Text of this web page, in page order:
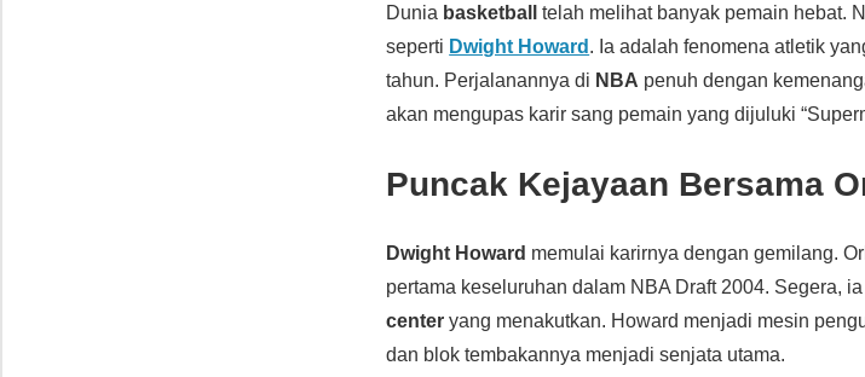
Dunia basketball
telah melihat banyak pemain hebat.
seperti Dwight Howard . Ia adalah fenomena atletik
tahun. Perjalanannya di NBA penuh dengan
akan mengupas karir sang pemain yang dijuluki
Puncak Kejayaan Bersama
Dwight Howard memulai karirnya dengan gemilang.
pertama keseluruhan dalam NBA Draft 2004. Segera,
center yang menakutkan. Howard menjadi mesin
dan blok tembakannya menjadi senjata utama.